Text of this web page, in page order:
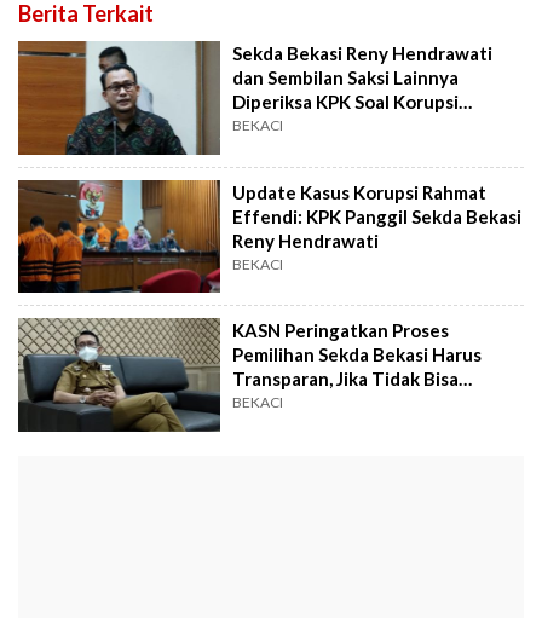
Berita Terkait
Sekda Bekasi Reny Hendrawati
dan Sembilan Saksi Lainnya
Diperiksa KPK Soal Korupsi
Rahmat Effendi
BEKACI
Update Kasus Korupsi Rahmat
Effendi: KPK Panggil Sekda Bekasi
Reny Hendrawati
BEKACI
KASN Peringatkan Proses
Pemilihan Sekda Bekasi Harus
Transparan, Jika Tidak Bisa
Diulang
BEKACI